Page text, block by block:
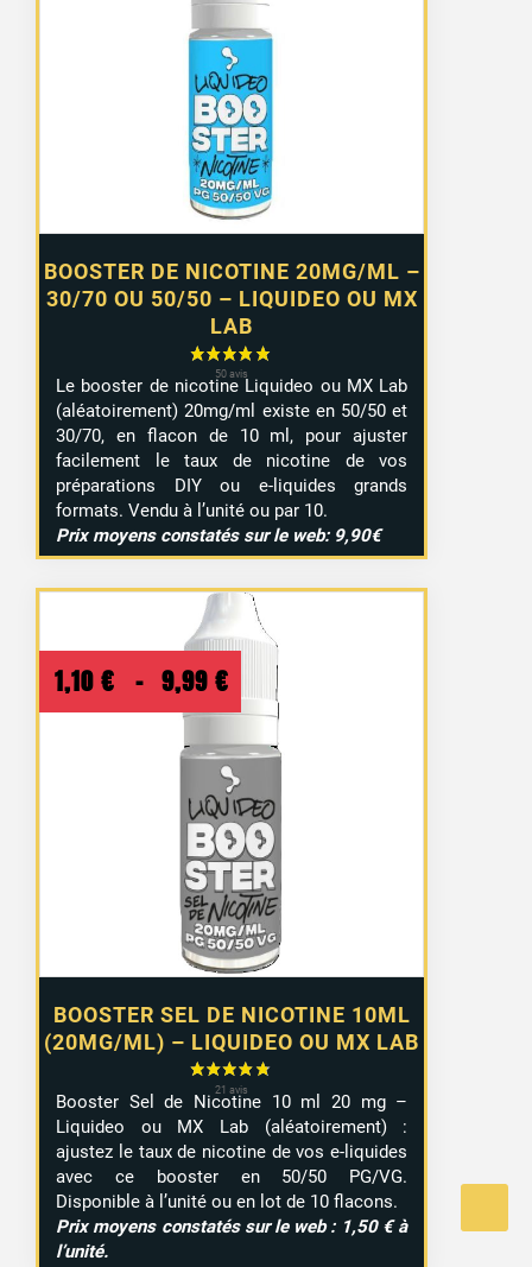
BOOSTER DE NICOTINE 20MG/ML –
30/70 OU 50/50 – LIQUIDEO OU MX
LAB
prix :
0,99 €
à
7,99 €
Le booster de nicotine Liquideo ou MX Lab
(aléatoirement) 20mg/ml existe en 50/50 et
30/70, en flacon de 10 ml, pour ajuster
facilement le taux de nicotine de vos
préparations DIY ou e-liquides grands
formats. Vendu à l’unité ou par 10.
Prix moyens constatés sur le web: 9,90€
BOOSTER SEL DE NICOTINE 10ML
(20MG/ML) – LIQUIDEO OU MX LAB
1,10 € – 9,99 €
Plage
de
prix :
1,10 €
à
9,99 €
Booster Sel de Nicotine 10 ml 20 mg –
Liquideo ou MX Lab (aléatoirement) :
ajustez le taux de nicotine de vos e-liquides
avec ce booster en 50/50 PG/VG.
Disponible à l’unité ou en lot de 10 flacons.
Prix moyens constatés sur le web : 1,50 € à
l’unité.